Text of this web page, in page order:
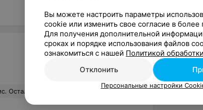
портфолио и начала брать первые заказы. Атмосфера в учебном центре уютная, есть чай, кофе и водичка. Рекомендую всем, кто хочет не просто «послушать теорию», а научиться работать. Еще
Вы можете настроить параметры
cookie или изменить свое согласие в более
Для получения дополнительной
сроках и порядке использования файлов
ознакомиться с нашей Политикой
Отклонить
Персональные настройки